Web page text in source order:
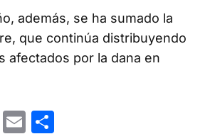
se ha sumado la
que continúa distribuyendo
afectados por la dana en
WhatsApp
Email